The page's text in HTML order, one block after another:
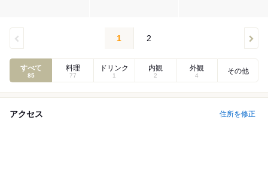
1 2
すべて
85
料理
77
ドリンク
1
内観
2
外観
4
その他
アクセス 住所を修正